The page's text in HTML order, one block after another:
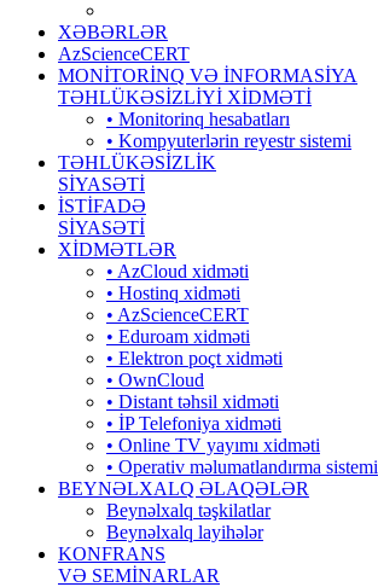
XƏBƏRLƏR
AzScienceCERT
MONİTORİNQ VƏ İNFORMASİYA
TƏHLÜKƏSİZLİYİ XİDMƏTİ
• Monitorinq hesabatları
• Kompyuterlərin reyestr sistemi
TƏHLÜKƏSİZLİK
SİYASƏTİ
İSTİFADƏ
SİYASƏTİ
XİDMƏTLƏR
• AzCloud xidməti
• Hostinq xidməti
• AzScienceCERT
• Eduroam xidməti
• Elektron poçt xidməti
• OwnCloud
• Distant təhsil xidməti
• İP Telefoniya xidməti
• Оnline TV yayımı xidməti
• Operativ məlumatlandırma sistemi
BEYNƏLXALQ ƏLAQƏLƏR
Beynəlxalq təşkilatlar
Beynəlxalq layihələr
KONFRANS
VƏ SEMİNARLAR